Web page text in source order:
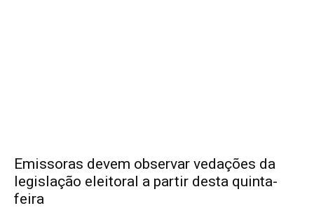
Emissoras devem observar vedações da
legislação eleitoral a partir desta quinta-
feira